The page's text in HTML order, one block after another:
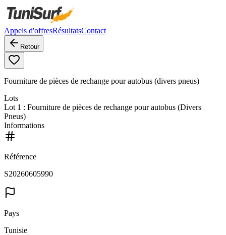
Appels d'offresRésultatsContact
Retour
Fourniture de pièces de rechange pour autobus (divers pneus)
Lots
Lot 1 : Fourniture de pièces de rechange pour autobus (Divers
Pneus)
Informations
Référence
S20260605990
Pays
Tunisie